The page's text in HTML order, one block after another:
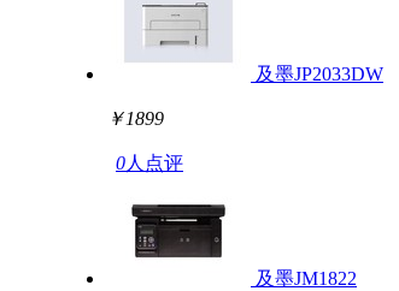
及墨JP2033DW
￥1899
0人点评
及墨JM1822